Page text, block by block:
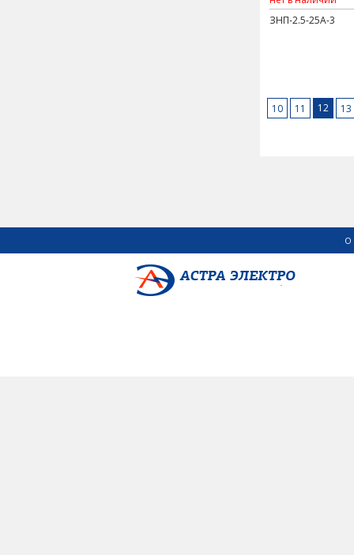
ЗНП-2.5-25А-3
13
12
11
10